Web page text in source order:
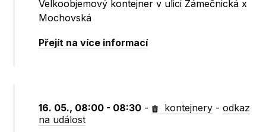
Velkoobjemový kontejner v ulici Zámečnická x
Mochovská
Přejít na více informací
16. 05., 08:00 - 08:30 - kontejnery -odkaz
na událost